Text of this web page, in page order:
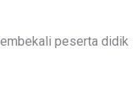
peserta didik